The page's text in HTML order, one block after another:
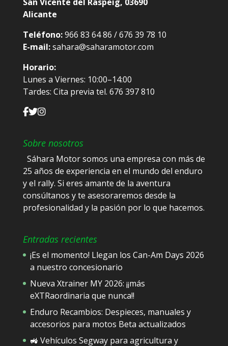
Alicante
Teléfono:966 83 64 86 / 676 39 78 10
E-mail:sahara@saharamotor.com
Horario:
Lunes a Viernes: 10:00–14:00
Tardes: Cita previa tel. 676 397 810
Sobre nosotros
Sáhara Motor somos una empresa con más de
25 años de experiencia en el mundo del enduro
y el rally. Si eres amante de la aventura
consúltanos y te asesoraremos desde la
profesionalidad y la pasión por lo que hacemos.
Entradas recientes
¡Es el momento! Llegan los Can-Am Days 2026
a nuestro concesionario
Nueva Xtrainer MY 2026: ¡¡más
eXTRaordinaria que nunca!!
Enduro Recambios: Despieces, manuales y
accesorios para motos Beta actualizados
🚜 Vehículos Segway para agricultura y